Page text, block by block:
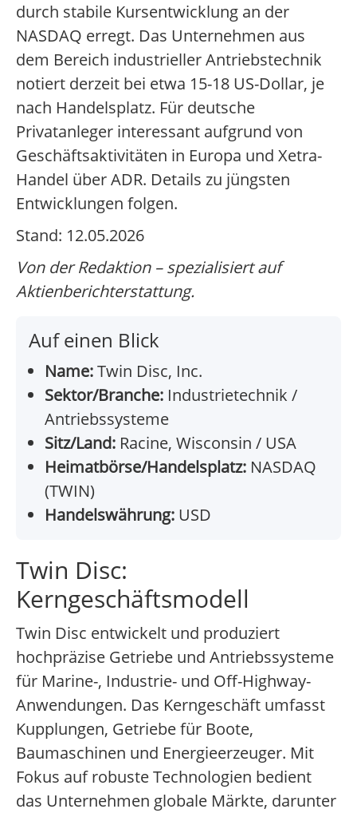
durch stabile Kursentwicklung an der
NASDAQ erregt. Das Unternehmen aus
dem Bereich industrieller Antriebstechnik
notiert derzeit bei etwa 15-18 US-Dollar, je
nach Handelsplatz. Für deutsche
Privatanleger interessant aufgrund von
Geschäftsaktivitäten in Europa und Xetra-
Handel über ADR. Details zu jüngsten
Entwicklungen folgen.
Stand: 12.05.2026
Von der Redaktion – spezialisiert auf
Aktienberichterstattung.
Auf einen Blick
Name:Twin Disc, Inc.
Sektor/Branche: Industrietechnik /
Antriebssysteme
Sitz/Land: Racine, Wisconsin / USA
Heimatbörse/Handelsplatz: NASDAQ
(TWIN)
Handelswährung: USD
Twin Disc:
Kerngeschäftsmodell
Twin Disc entwickelt und produziert
hochpräzise Getriebe und Antriebssysteme
für Marine-, Industrie- und Off-Highway-
Anwendungen. Das Kerngeschäft umfasst
Kupplungen, Getriebe für Boote,
Baumaschinen und Energieerzeuger. Mit
Fokus auf robuste Technologien bedient
das Unternehmen globale Märkte, darunter